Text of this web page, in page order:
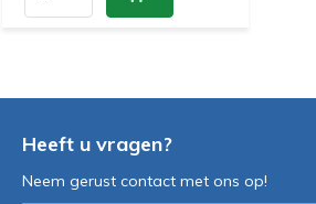
Heeft u vragen?
Neem gerust contact met ons op!